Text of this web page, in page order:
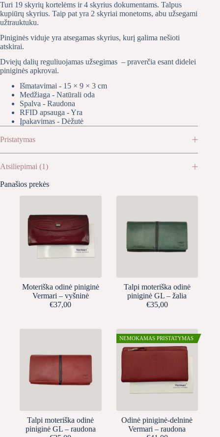
Turi 19 skyrių kortelėms ir 4 skyrius dokumentams. Talpus
kupiūrų skyrius. Taip pat yra 2 skyriai monetoms, abu užsegami
užtrauktuku.
Piniginės viduje yra atsegamas skyrius, kurį galima nešioti
atskirai.
Dviejų dalių reguliuojamas užsegimas – praverčia esant didelei
piniginės apkrovai.
Išmatavimai - 15 × 9 × 3 cm
Medžiaga - Natūrali oda
Spalva - Raudona
RFID apsauga - Yra
Įpakavimas - Dėžutė
Pristatymas
Atsiliepimai (1)
Panašios prekės
Moteriška odinė piniginė
Vermari – vyšninė
€37,00
Talpi moteriška odinė
piniginė GL – žalia
€35,00
Talpi moteriška odinė
piniginė GL – raudona
NEMOKAMAS PRISTATYMAS
Odinė piniginė-delninė
Vermari – raudona